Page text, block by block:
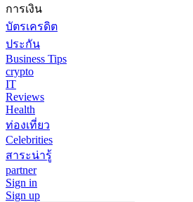
การเงิน
บัตรเครดิต
ประกัน
Business Tips
crypto
IT
Reviews
Health
ท่องเที่ยว
Celebrities
สาระน่ารู้
partner
Sign in
Sign up